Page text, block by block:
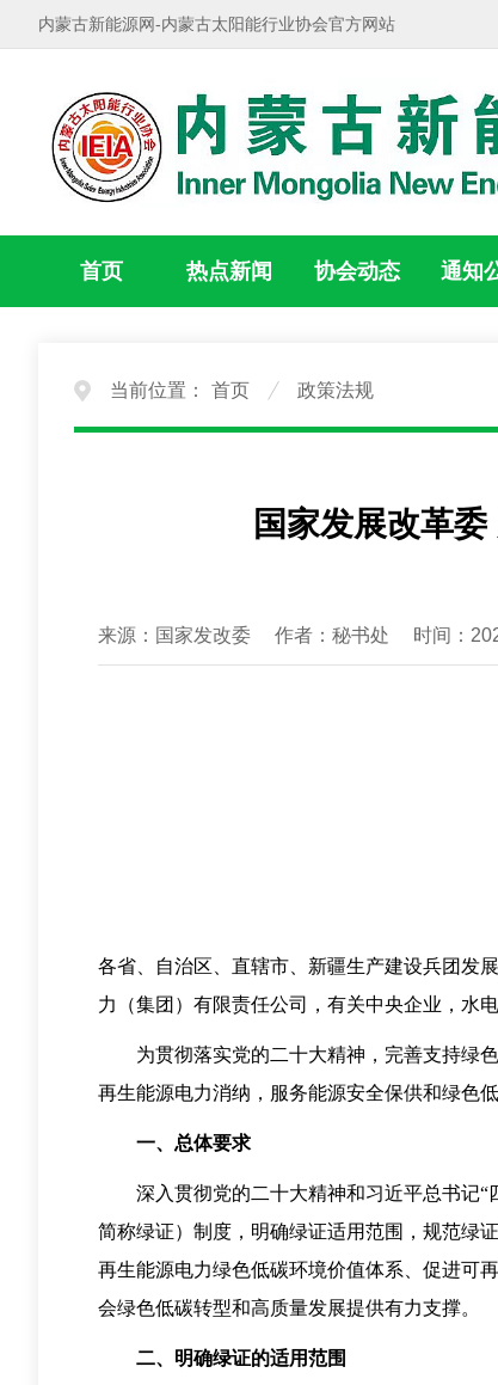
内蒙古新能源网-内蒙古太阳能行业协会官方网站
首页 热点新闻 协会动态 通知
当前位置： 首页 政策法规
国家发展改革
来源：国家发改委 作者：秘书处 时间：
各省、自治区、直辖市、新疆生产建设兵团发
力（集团）有限责任公司，有关中央企业，水
为贯彻落实党的二十大精神，完善支持绿色
再生能源电力消纳，服务能源安全保供和绿色
一、总体要求
深入贯彻党的二十大精神和习近平总书记“
简称绿证）制度，明确绿证适用范围，规范绿
再生能源电力绿色低碳环境价值体系、促进可
会绿色低碳转型和高质量发展提供有力支撑。
二、明确绿证的适用范围